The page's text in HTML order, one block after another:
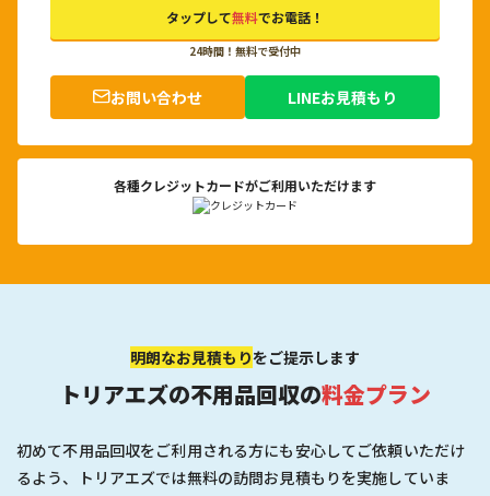
タップして無料でお電話！
24時間！無料で受付中
お問い合わせ LINEお見積もり
各種クレジットカードがご利用いただけます
明朗なお見積もりをご提示します
トリアエズの不用品回収の料金プラン
初めて不用品回収をご利用される方にも安心してご依頼いただけ
るよう、トリアエズでは無料の訪問お見積もりを実施していま